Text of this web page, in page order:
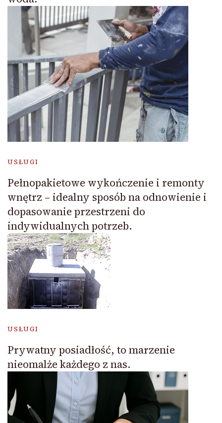
USŁUGI
Pełnopakietowe wykończenie i remonty
wnętrz – idealny sposób na odnowienie i
dopasowanie przestrzeni do
indywidualnych potrzeb.
USŁUGI
Prywatny posiadłość, to marzenie
nieomalże każdego z nas.